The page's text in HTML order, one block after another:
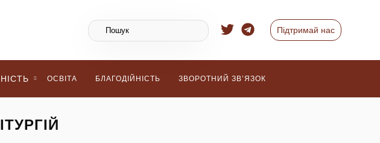
Підтримай нас
ОСВІТА БЛАГОДІЙНІСТЬ ЗВОРОТНИЙ ЗВ’ЯЗОК